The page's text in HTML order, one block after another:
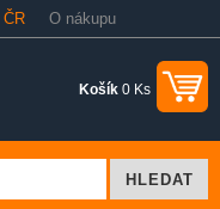
O nákupu
Košík 0 Ks